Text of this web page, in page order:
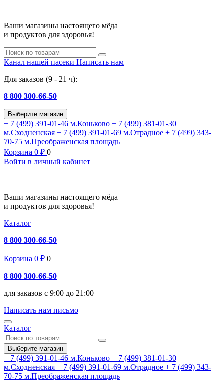
Ваши магазины настоящего мёда
и продуктов для здоровья!
Канал нашей пасеки Написать нам
Для заказов (9 - 21 ч):
8 800 300-66-50
Выберите магазин
+ 7 (499) 391-01-46 м.Коньково + 7 (499) 381-01-30
м.Сходненская + 7 (499) 391-01-69 м.Отрадное + 7 (499) 343-
70-75 м.Преображенская площадь
Корзина 0 ₽ 0
Войти в личный кабинет
Ваши магазины настоящего мёда
и продуктов для здоровья!
Каталог
8 800 300-66-50
Корзина 0 ₽ 0
8 800 300-66-50
для заказов с 9:00 до 21:00
Написать нам письмо
Каталог
Выберите магазин
+ 7 (499) 391-01-46 м.Коньково + 7 (499) 381-01-30
м.Сходненская + 7 (499) 391-01-69 м.Отрадное + 7 (499) 343-
70-75 м.Преображенская площадь